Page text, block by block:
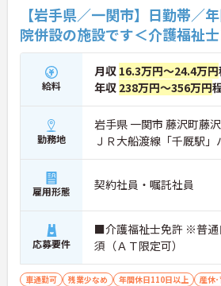
【岩手県／一関市】日勤帯／
院併設の施設です＜介護福祉
給料
月収 16.3万円～24.4万円
年収 238万円～356万円
勤務地
岩手県 一関市 藤沢町藤
ＪＲ大船渡線「千厩駅
雇用形態 契約社員・嘱託社員
応募要件
■介護福祉士免許 ※普通
須（ＡＴ限定可）
車通勤可 残業少なめ 年間休日110日以上
産休